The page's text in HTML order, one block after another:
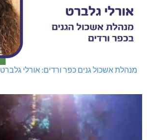
מנהלת אשכול גנים כפר ורדים: אורלי גלברט